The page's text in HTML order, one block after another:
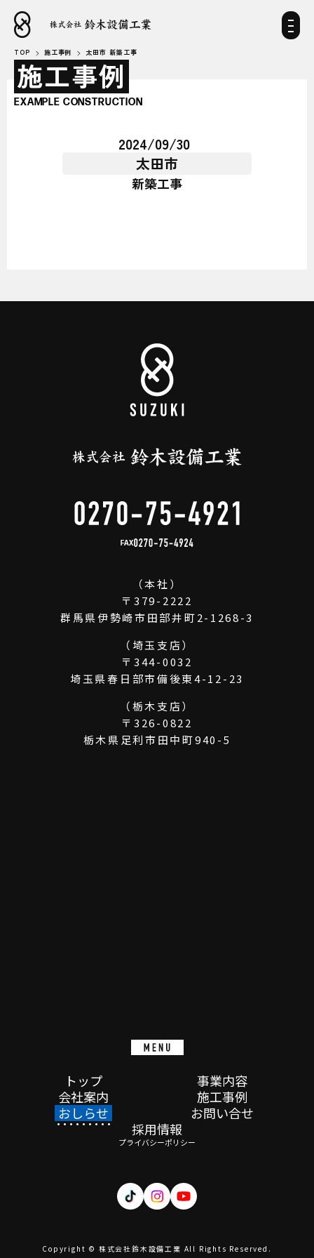
TOP 施工事例 太田市 新築工事
施工事例
EXAMPLE CONSTRUCTION
2024/09/30
太田市
新築工事
FAX
（本社）
〒379-2222
群馬県伊勢崎市田部井町2-1268-3
（埼玉支店）
〒344-0032
埼玉県春日部市備後東4-12-23
（栃木支店）
〒326-0822
栃木県足利市田中町940-5
トップ
事業内容
会社案内
施工事例
おしらせ
お問い合せ
採用情報
プライバシーポリシー
Copyright © 株式会社鈴木設備工業 All Rights Reserved.